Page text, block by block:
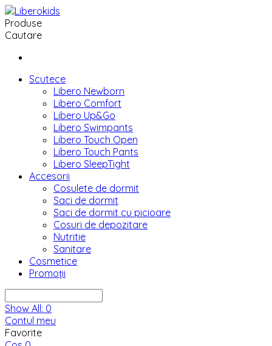
Produse
Cautare
Scutece
Libero Newborn
Libero Comfort
Libero Up&Go
Libero Swimpants
Libero Touch Open
Libero Touch Pants
Libero SleepTight
Accesorii
Cosulete de dormit
Saci de dormit
Saci de dormit cu picioare
Cosuri de depozitare
Nutritie
Sanitare
Cosmetice
Promoții
Show All: 0
Contul meu
Favorite